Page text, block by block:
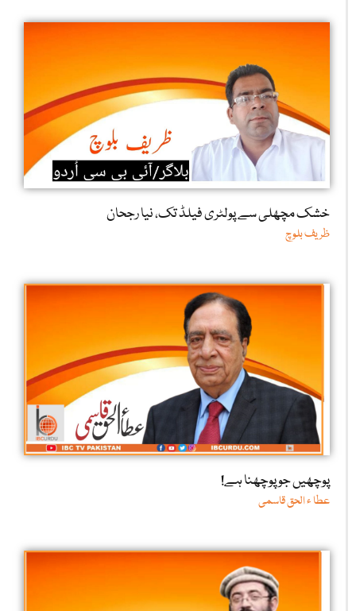
خشک مچھلی سے پولٹری فیلڈ تک، نیا رجحان
ظریف بلوچ
پوچھیں جو پوچھنا ہے!
عطا ء الحق قاسمی